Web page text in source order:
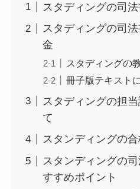
スタディングの司
スタディングの司
金
スタディングの
冊子版テキスト
スタディングの担
て
スタンディングの合
スタンディングの
すすめポイント